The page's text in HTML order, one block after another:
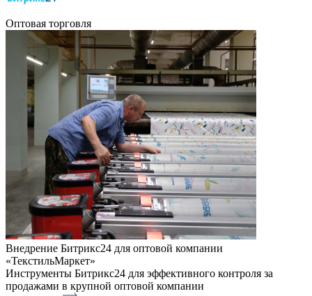
Оптовая торговля
Внедрение Битрикс24 для оптовой компании
«ТекстильМаркет»
Инструменты Битрикс24 для эффективного контроля за
продажами в крупной оптовой компании